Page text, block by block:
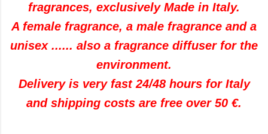
fragrances, exclusively Made in Italy.
A female fragrance, a male fragrance and a
unisex ...... also a fragrance diffuser for the
environment.
Delivery is very fast 24/48 hours for Italy
and shipping costs are free over 50 €.